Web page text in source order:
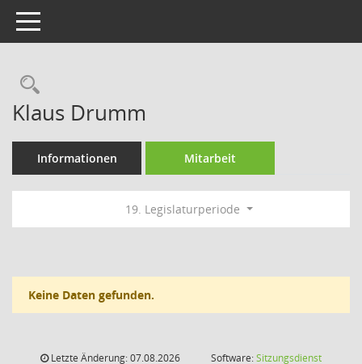
Toggle navigation
Rechercheauswahl
Klaus Drumm
Informationen Mitarbeit
19. Legislaturperiode
Keine Daten gefunden.
Letzte Änderung: 07.08.2026
Software:Sitzungsdienst